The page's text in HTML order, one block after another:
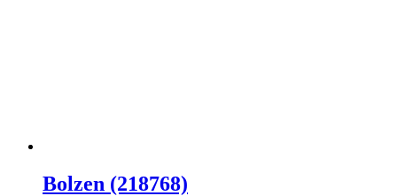
Bolzen (218768)